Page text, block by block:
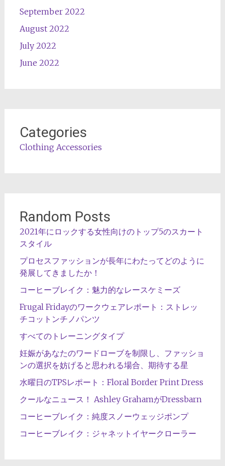
September 2022
August 2022
July 2022
June 2022
Categories
Clothing Accessories
Random Posts
2021年にロックする女性向けのトップ5のスカート
スタイル
プロセスファッションが長年にわたってどのように
発展してきましたか！
コーヒーブレイク：魅力的なレースケミーズ
Frugal Fridayのワークウェアレポート：ストレッ
チコットンチノパンツ
すべてのトレーニングタイプ
妊娠があなたのワードローブを制限し、ファッショ
ンの選択を妨げると思われる場合、期待する星
水曜日のTPSレポート：Floral Border Print Dress
クールなニュース！ Ashley GrahamがDressbarn
コーヒーブレイク：純度スノーウェッジポンプ
コーヒーブレイク：ジャネットイヤークローラー